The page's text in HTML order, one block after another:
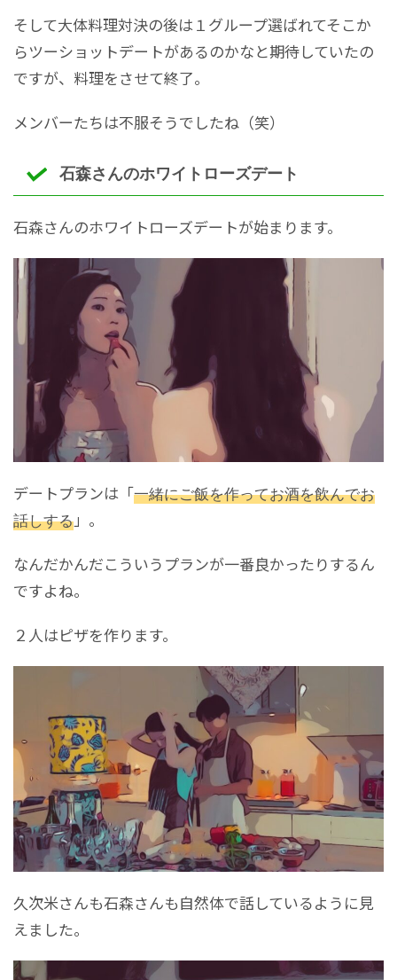
そして大体料理対決の後は１グループ選ばれてそこか
らツーショットデートがあるのかなと期待していたの
ですが、料理をさせて終了。
メンバーたちは不服そうでしたね（笑）
石森さんのホワイトローズデート
石森さんのホワイトローズデートが始まります。
デートプランは「一緒にご飯を作ってお酒を飲んでお
話しする」。
なんだかんだこういうプランが一番良かったりするん
ですよね。
２人はピザを作ります。
久次米さんも石森さんも自然体で話しているように見
えました。